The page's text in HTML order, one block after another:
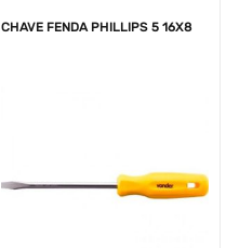
CHAVE FENDA PHILLIPS 5 16X8